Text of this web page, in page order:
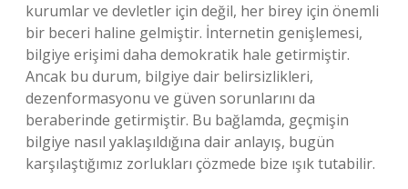
kurumlar ve devletler için değil, her birey için önemli
bir beceri haline gelmiştir. İnternetin genişlemesi,
bilgiye erişimi daha demokratik hale getirmiştir.
Ancak bu durum, bilgiye dair belirsizlikleri,
dezenformasyonu ve güven sorunlarını da
beraberinde getirmiştir. Bu bağlamda, geçmişin
bilgiye nasıl yaklaşıldığına dair anlayış, bugün
karşılaştığımız zorlukları çözmede bize ışık tutabilir.